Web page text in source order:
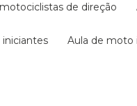
motociclistas de direção
iniciantes aula de